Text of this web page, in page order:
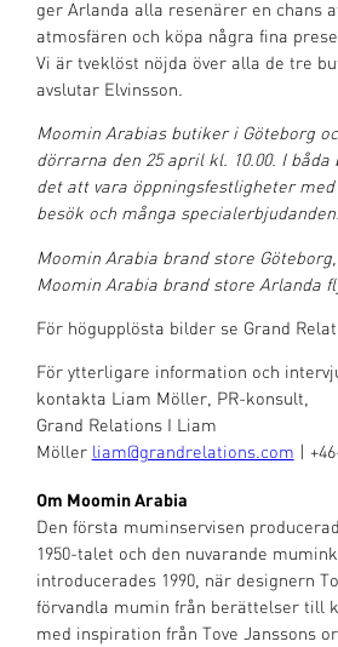
ger Arlanda alla resenärer en chans
atmosfären och köpa några fina
Vi är tveklöst nöjda över alla de tre
avslutar Elvinsson.
Moomin Arabias butiker i Göteborg
dörrarna den 25 april kl. 10.00. I
det att vara öppningsfestligheter
besök och många specialerbjudanden.
Moomin Arabia brand store
Moomin Arabia brand store Arlanda
För högupplösta bilder se Grand
För ytterligare information och
kontakta Liam Möller, PR-konsult,
Grand Relations I Liam
Möller liam@grandrelations.com |
Om Moomin Arabia
Den första muminservisen
1950-talet och den nuvarande
introducerades 1990, när designern
förvandla mumin från berättelser till
med inspiration från Tove Janssons